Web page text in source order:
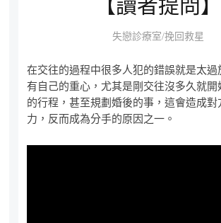
【讀者提問】
失戀診療室/挽回救星
在交往的過程中很多人犯的錯誤就是太過
有自己的重心，尤其是剛交往沒多久就開
的行程，甚至規劃婚後的事，這會造成對
力，反而成為分手的原因之一。